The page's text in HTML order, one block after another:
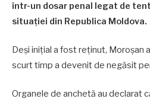
într-un dosar penal legat de
situației din Republica Moldova.
Deși inițial a fost reținut, Moroșan
scurt timp a devenit de negăsit
Organele de anchetă au declarat